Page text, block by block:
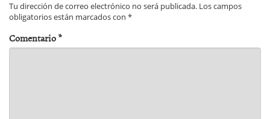
Tu dirección de correo electrónico no será publicada. Los campos
obligatorios están marcados con *
Comentario*